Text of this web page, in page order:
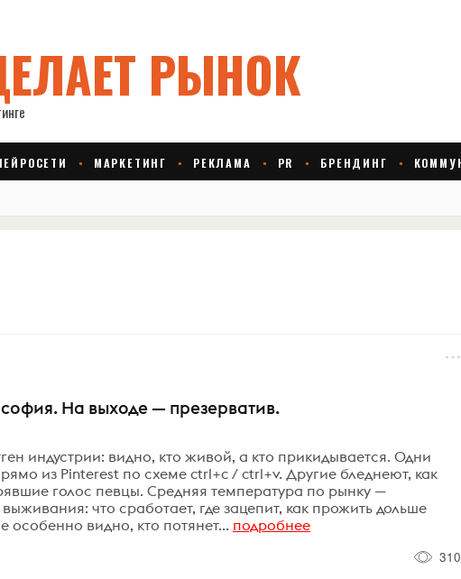
На выходе — презерватив.
индустрии: видно, кто живой, а кто прикидывается. Одни
из Pinterest по схеме ctrl+c / ctrl+v. Другие бледнеют, как
голос певцы. Средняя температура по рынку —
что сработает, где зацепит, как прожить дольше
особенно видно, кто потянет... подробнее
310